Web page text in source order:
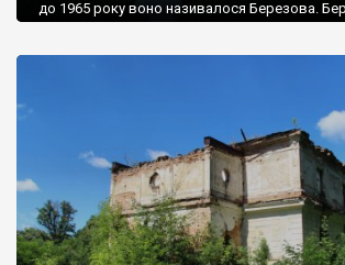
до 1965 року воно називалося Березова.
Наддністрянське відрізняється від
сіл. У селі є мурована Михайлівська церква.